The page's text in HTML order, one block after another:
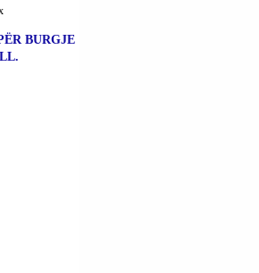
BURGJE